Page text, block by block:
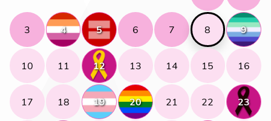
3 4 5 6 7 8 9
10 11 12 13 14 15 16
17 18 19 20 21 22 23